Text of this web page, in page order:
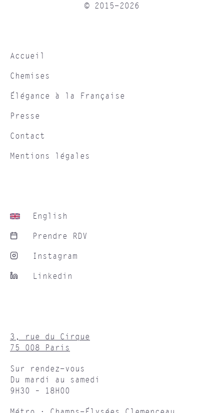
© 2015-2026
Accueil
Chemises
Élégance à la Française
Presse
Contact
Mentions légales
English
Prendre RDV
Instagram
Linkedin
3, rue du Cirque
75 008 Paris
Sur rendez-vous
Du mardi au samedi
9H30 – 18H00